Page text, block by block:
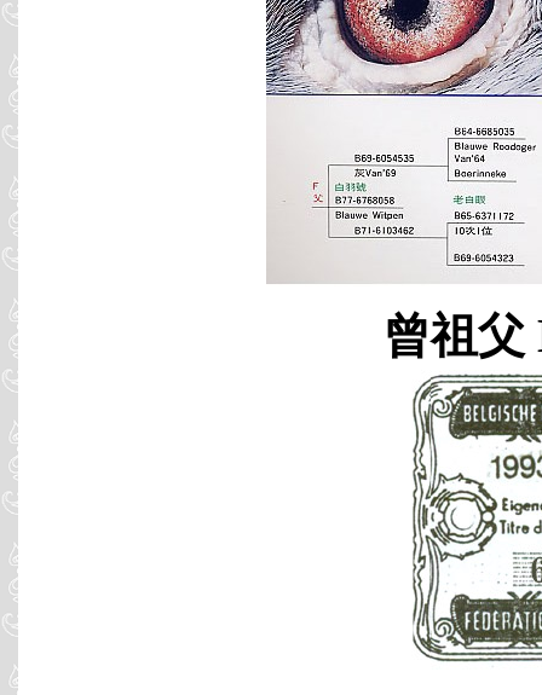
曾祖父